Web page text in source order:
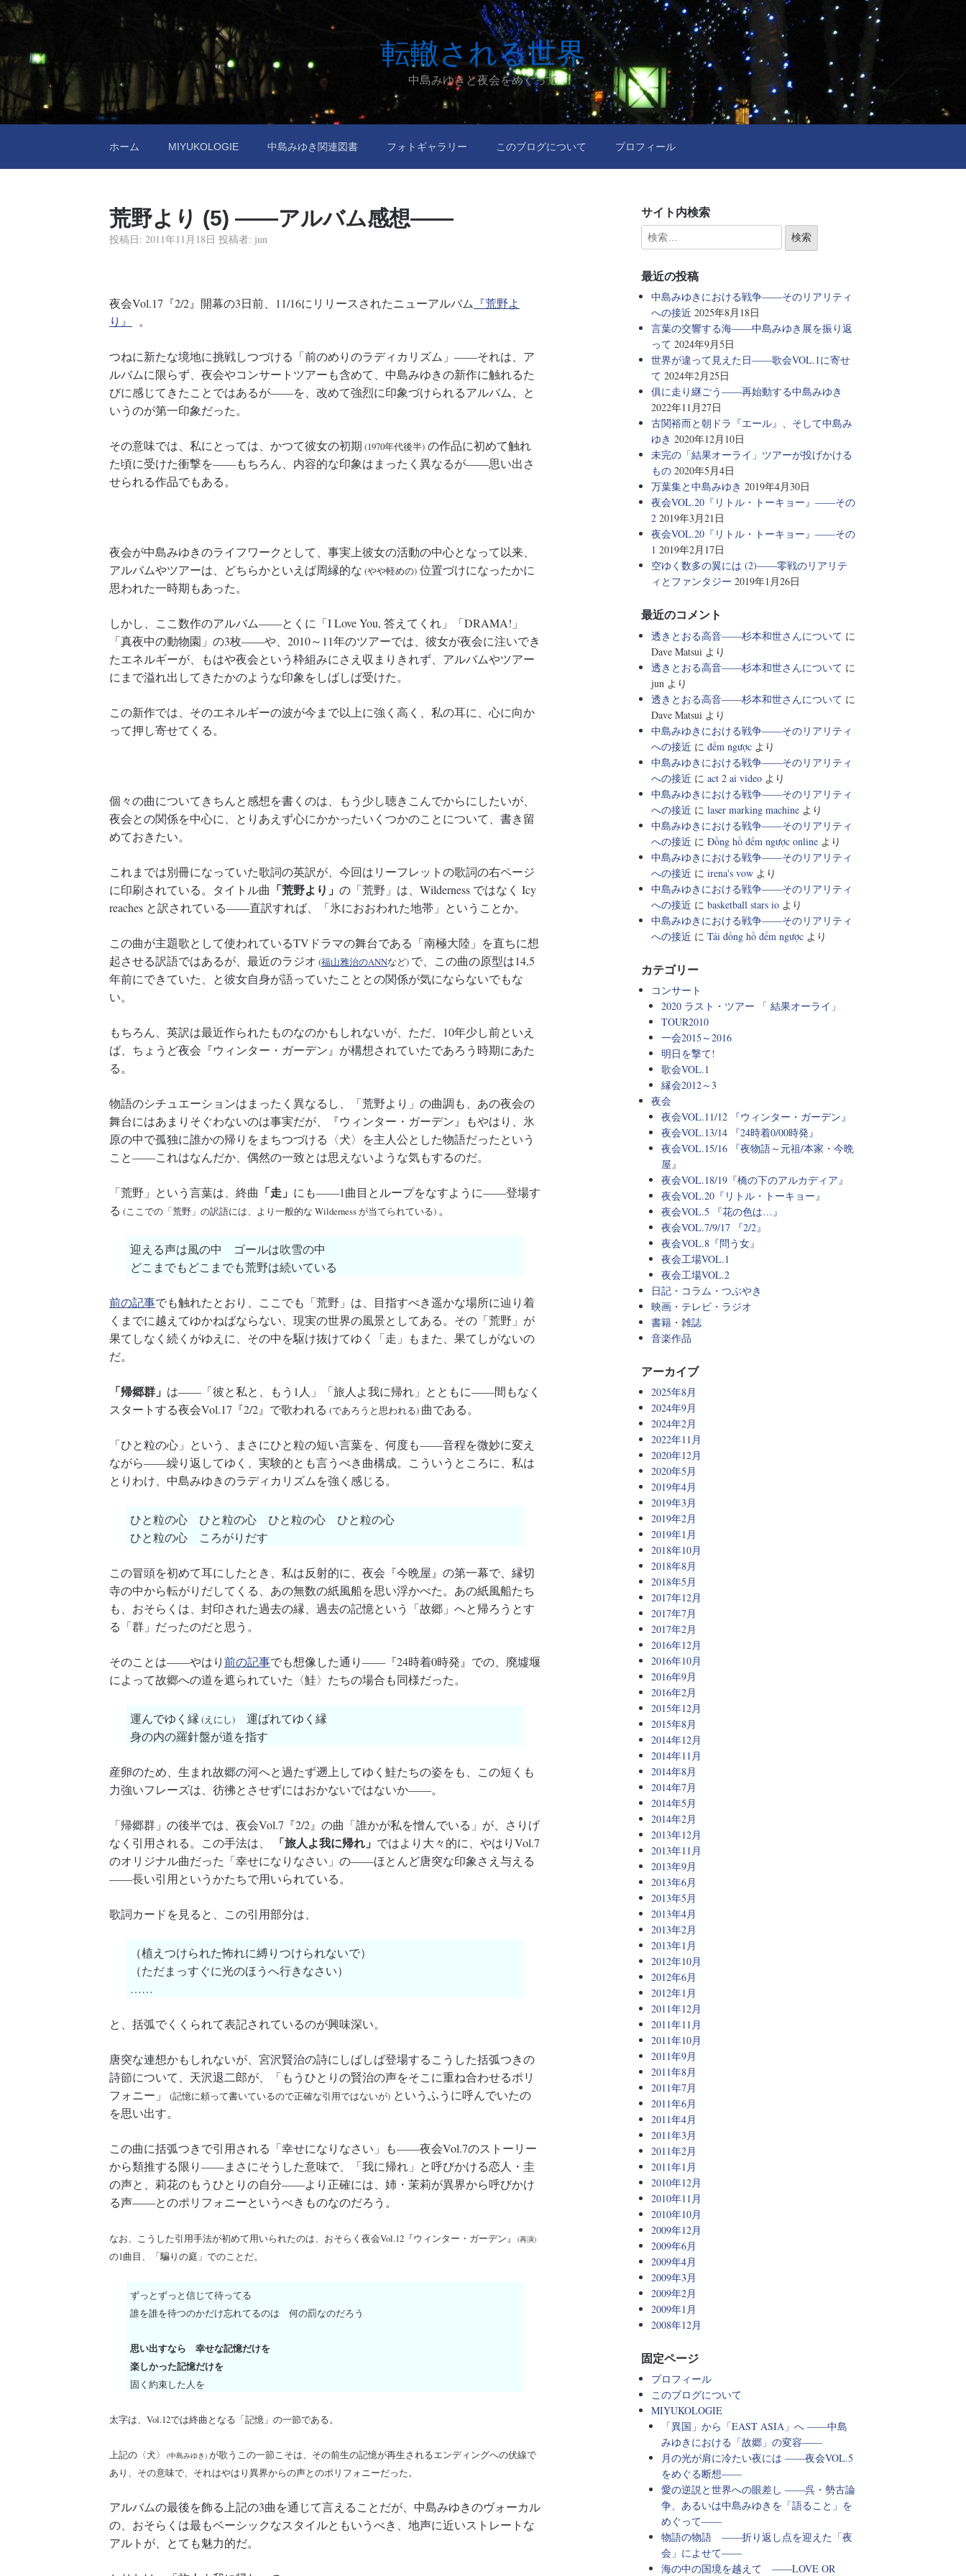
転轍される世界
中島みゆきと夜会をめぐって
ホーム MIYUKOLOGIE 中島みゆき関連図書 フォトギャラリー このブログについて プロフィール
荒野より (5) ――アルバム感想――
投稿日: 2011年11月18日 投稿者: jun
夜会Vol.17『2/2』開幕の3日前、11/16にリリースされたニューアルバム 『荒野よ
り』
。
つねに新たな境地に挑戦しつづける「前のめりのラディカリズム」――それは、ア
ルバムに限らず、夜会やコンサートツアーも含めて、中島みゆきの新作に触れるた
びに感じてきたことではあるが――を、改めて強烈に印象づけられるアルバム、と
いうのが第一印象だった。
その意味では、私にとっては、かつて彼女の初期 (1970年代後半) の作品に初めて触れ
た頃に受けた衝撃を――もちろん、内容的な印象はまったく異なるが――思い出さ
せられる作品でもある。
夜会が中島みゆきのライフワークとして、事実上彼女の活動の中心となって以来、
アルバムやツアーは、どちらかといえば周縁的な (やや軽めの) 位置づけになったかに
思われた一時期もあった。
しかし、ここ数作のアルバム――とくに「I Love You, 答えてくれ」「DRAMA!」
「真夜中の動物園」の3枚――や、2010～11年のツアーでは、彼女が夜会に注いでき
たエネルギーが、もはや夜会という枠組みにさえ収まりきれず、アルバムやツアー
にまで溢れ出してきたかのような印象をしばしば受けた。
この新作では、そのエネルギーの波が今まで以上に強く高く、私の耳に、心に向か
って押し寄せてくる。
個々の曲についてきちんと感想を書くのは、もう少し聴きこんでからにしたいが、
夜会との関係を中心に、とりあえず心にかかったいくつかのことについて、書き留
めておきたい。
これまでは別冊になっていた歌詞の英訳が、今回はリーフレットの歌詞の右ページ
に印刷されている。タイトル曲 「荒野より」 の「荒野」は、Wilderness ではなく Icy
reaches と訳されている――直訳すれば、「氷におおわれた地帯」ということか。
この曲が主題歌として使われているTVドラマの舞台である「南極大陸」を直ちに想
起させる訳語ではあるが、最近のラジオ (福山雅治のANNなど) で、この曲の原型は14,5
年前にできていた、と彼女自身が語っていたこととの関係が気にならないでもな
い。
もちろん、英訳は最近作られたものなのかもしれないが、ただ、10年少し前といえ
ば、ちょうど夜会『ウィンター・ガーデン』が構想されていたであろう時期にあた
る。
物語のシチュエーションはまったく異なるし、「荒野より」の曲調も、あの夜会の
舞台にはあまりそぐわないのは事実だが、『ウィンター・ガーデン』もやはり、氷
原の中で孤独に誰かの帰りをまちつづける〈犬〉を主人公とした物語だったという
こと――これはなんだか、偶然の一致とは思えないような気もするのだ。
「荒野」という言葉は、終曲 「走」 にも――1曲目とループをなすように――登場す
る (ここでの「荒野」の訳語には、より一般的な Wilderness が当てられている) 。
迎える声は風の中 ゴールは吹雪の中
どこまでもどこまでも荒野は続いている
前の記事でも触れたとおり、ここでも「荒野」は、目指すべき遥かな場所に辿り着
くまでに越えてゆかねばならない、現実の世界の風景としてある。その「荒野」が
果てしなく続くがゆえに、その中を駆け抜けてゆく「走」もまた、果てしがないの
だ。
「帰郷群」 は――「彼と私と、もう1人」「旅人よ我に帰れ」とともに――間もなく
スタートする夜会Vol.17『2/2』で歌われる (であろうと思われる) 曲である。
「ひと粒の心」という、まさにひと粒の短い言葉を、何度も――音程を微妙に変え
ながら――繰り返してゆく、実験的とも言うべき曲構成。こういうところに、私は
とりわけ、中島みゆきのラディカリズムを強く感じる。
ひと粒の心 ひと粒の心 ひと粒の心 ひと粒の心
ひと粒の心 ころがりだす
この冒頭を初めて耳にしたとき、私は反射的に、夜会『今晩屋』の第一幕で、縁切
寺の中から転がりだしてくる、あの無数の紙風船を思い浮かべた。あの紙風船たち
も、おそらくは、封印された過去の縁、過去の記憶という「故郷」へと帰ろうとす
る「群」だったのだと思う。
そのことは――やはり前の記事でも想像した通り――『24時着0時発』での、廃墟堰
によって故郷への道を遮られていた〈鮭〉たちの場合も同様だった。
運んでゆく縁 (えにし) 運ばれてゆく縁
身の内の羅針盤が道を指す
産卵のため、生まれ故郷の河へと過たず遡上してゆく鮭たちの姿をも、この短くも
力強いフレーズは、彷彿とさせずにはおかないではないか――。
「帰郷群」の後半では、夜会Vol.7『2/2』の曲「誰かが私を憎んでいる」が、さりげ
なく引用される。この手法は、
「旅人よ我に帰れ」 ではより大々的に、やはりVol.7
のオリジナル曲だった「幸せになりなさい」の――ほとんど唐突な印象さえ与える
――長い引用というかたちで用いられている。
歌詞カードを見ると、この引用部分は、
（植えつけられた怖れに縛りつけられないで）
（ただまっすぐに光のほうへ行きなさい）
……
と、括弧でくくられて表記されているのが興味深い。
唐突な連想かもしれないが、宮沢賢治の詩にしばしば登場するこうした括弧つきの
詩節について、天沢退二郎が、「もうひとりの賢治の声をそこに重ね合わせるポリ
フォニー」 (記憶に頼って書いているので正確な引用ではないが) というふうに呼んでいたの
を思い出す。
この曲に括弧つきで引用される「幸せになりなさい」も――夜会Vol.7のストーリー
から類推する限り――まさにそうした意味で、「我に帰れ」と呼びかける恋人・圭
の声と、莉花のもうひとりの自分――より正確には、姉・茉莉が異界から呼びかけ
る声――とのポリフォニーというべきものなのだろう。
なお、こうした引用手法が初めて用いられたのは、おそらく夜会Vol.12『ウィンター・ガーデン』 (再演)
の1曲目、「騙りの庭」でのことだ。
ずっとずっと信じて待ってる
誰を誰を待つのかだけ忘れてるのは 何の罰なのだろう
思い出すなら 幸せな記憶だけを
楽しかった記憶だけを
固く約束した人を
太字は、Vol.12では終曲となる「記憶」の一節である。
上記の〈犬〉 (中島みゆき) が歌うこの一節こそは、その前生の記憶が再生されるエンディングへの伏線で
あり、その意味で、それはやはり異界からの声とのポリフォニーだった。
アルバムの最後を飾る上記の3曲を通じて言えることだが、中島みゆきのヴォーカル
の、おそらくは最もベーシックなスタイルともいうべき、地声に近いストレートな
アルトが、とても魅力的だ。
サイト内検索
最近の投稿
中島みゆきにおける戦争――そのリアリティ
への接近 2025年8月18日
言葉の交響する海――中島みゆき展を振り返
って 2024年9月5日
世界が違って見えた日――歌会VOL.1に寄せ
て 2024年2月25日
俱に走り継ごう――再始動する中島みゆき
2022年11月27日
古関裕而と朝ドラ『エール』、そして中島み
ゆき 2020年12月10日
未完の「結果オーライ」ツアーが投げかける
もの 2020年5月4日
万葉集と中島みゆき 2019年4月30日
夜会VOL.20『リトル・トーキョー』――その
2 2019年3月21日
夜会VOL.20『リトル・トーキョー』――その
1 2019年2月17日
空ゆく数多の翼には (2)――零戦のリアリテ
ィとファンタジー 2019年1月26日
最近のコメント
透きとおる高音――杉本和世さんについて に
Dave Matsui より
透きとおる高音――杉本和世さんについて に
jun より
透きとおる高音――杉本和世さんについて に
Dave Matsui より
中島みゆきにおける戦争――そのリアリティ
への接近 に đếm ngược より
中島みゆきにおける戦争――そのリアリティ
への接近 に act 2 ai video より
中島みゆきにおける戦争――そのリアリティ
への接近 に laser marking machine より
中島みゆきにおける戦争――そのリアリティ
への接近 に Đồng hồ đếm ngược online より
中島みゆきにおける戦争――そのリアリティ
への接近 に irena's vow より
中島みゆきにおける戦争――そのリアリティ
への接近 に basketball stars io より
中島みゆきにおける戦争――そのリアリティ
への接近 に Tải đồng hồ đếm ngược より
カテゴリー
コンサート
2020 ラスト・ツアー 「 結果オーライ」
TOUR2010
一会2015～2016
明日を撃て!
歌会VOL.1
縁会2012～3
夜会
夜会VOL.11/12 『ウィンター・ガーデン』
夜会VOL.13/14 『24時着0/00時発』
夜会VOL.15/16 『夜物語～元祖/本家・今晩
屋』
夜会VOL.18/19『橋の下のアルカディア』
夜会VOL.20『リトル・トーキョー』
夜会VOL.5 『花の色は…』
夜会VOL.7/9/17 『2/2』
夜会VOL.8『問う女』
夜会工場VOL.1
夜会工場VOL.2
日記・コラム・つぶやき
映画・テレビ・ラジオ
書籍・雑誌
音楽作品
アーカイブ
2025年8月
2024年9月
2024年2月
2022年11月
2020年12月
2020年5月
2019年4月
2019年3月
2019年2月
2019年1月
2018年10月
2018年8月
2018年5月
2017年12月
2017年7月
2017年2月
2016年12月
2016年10月
2016年9月
2016年2月
2015年12月
2015年8月
2014年12月
2014年11月
2014年8月
2014年7月
2014年5月
2014年2月
2013年12月
2013年11月
2013年9月
2013年6月
2013年5月
2013年4月
2013年2月
2013年1月
2012年10月
2012年6月
2012年1月
2011年12月
2011年11月
2011年10月
2011年9月
2011年8月
2011年7月
2011年6月
2011年4月
2011年3月
2011年2月
2011年1月
2010年12月
2010年11月
2010年10月
2009年12月
2009年6月
2009年4月
2009年3月
2009年2月
2009年1月
2008年12月
固定ページ
プロフィール
このブログについて
MIYUKOLOGIE
「異国」から「EAST ASIA」へ ――中島
みゆきにおける「故郷」の変容――
月の光が肩に冷たい夜には ――夜会VOL.5
をめぐる断想――
愛の逆説と世界への眼差し ――呉・勢古論
争、あるいは中島みゆきを「語ること」を
めぐって――
物語の物語 ――折り返し点を迎えた「夜
会」によせて――
海の中の国境を越えて ――LOVE OR